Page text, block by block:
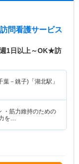
問看護サービス
週1日以上～OK★訪
葉－銚子)「湖北駅」
・筋力維持のための
を…